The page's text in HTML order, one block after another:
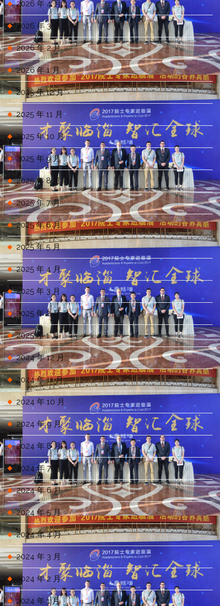
2026 年 4 月
2026 年 3 月
2026 年 2 月
2026 年 1 月
2025 年 12 月
2025 年 11 月
2025 年 10 月
2025 年 9 月
2025 年 8 月
2025 年 7 月
2025 年 6 月
2025 年 5 月
2025 年 4 月
2025 年 3 月
2025 年 2 月
2025 年 1 月
2024 年 12 月
2024 年 11 月
2024 年 10 月
2024 年 9 月
2024 年 8 月
2024 年 7 月
2024 年 6 月
2024 年 5 月
2024 年 4 月
2024 年 3 月
2024 年 2 月
2024 年 1 月